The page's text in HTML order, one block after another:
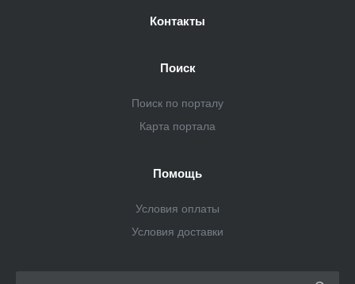
Контакты
Поиск
Поиск по порталу
Карта портала
Помощь
Условия оплаты
Условия доставки